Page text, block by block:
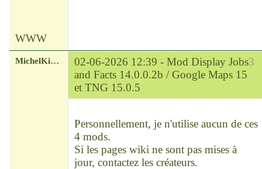
WWW
3
MichelKirsch 02-06-2026 12:39 - Mod Display Jobs
and Facts 14.0.0.2b / Google Maps 15
et TNG 15.0.5
Personnellement, je n'utilise aucun de ces
4 mods.
Si les pages wiki ne sont pas mises à
jour, contactez les créateurs.